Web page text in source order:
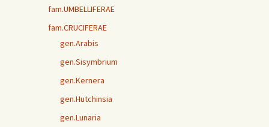
fam.UMBELLIFERAE
fam.CRUCIFERAE
gen.Arabis
gen.Sisymbrium
gen.Kernera
gen.Hutchinsia
gen.Lunaria